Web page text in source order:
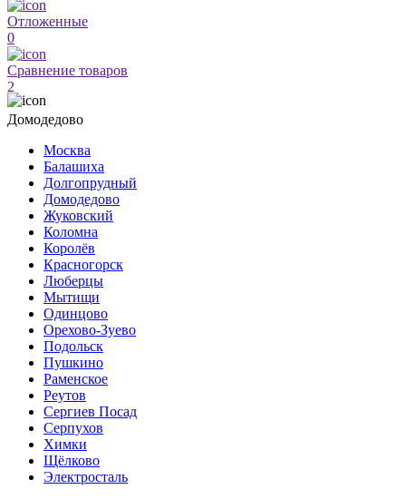
Отложенные
0
Сравнение товаров
2
Домодедово
Москва
Балашиха
Долгопрудный
Домодедово
Жуковский
Коломна
Королёв
Красногорск
Люберцы
Мытищи
Одинцово
Орехово-Зуево
Подольск
Пушкино
Раменское
Реутов
Сергиев Посад
Серпухов
Химки
Щёлково
Электросталь